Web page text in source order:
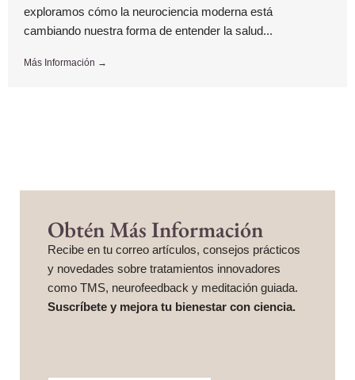
exploramos cómo la neurociencia moderna está
cambiando nuestra forma de entender la salud...
Más Información →
Obtén Más Información
Recibe en tu correo artículos, consejos prácticos
y novedades sobre tratamientos innovadores
como TMS, neurofeedback y meditación guiada.
Suscríbete y mejora tu bienestar con ciencia.